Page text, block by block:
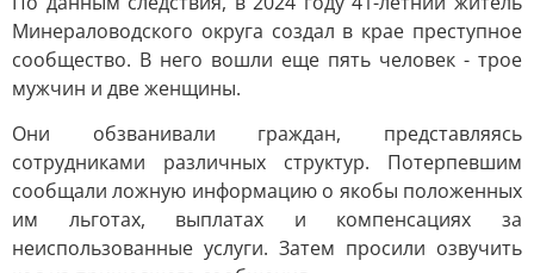
Минераловодского округа создал в крае преступное
сообщество. В него вошли еще пять человек - трое
мужчин и две женщины.
Они обзванивали граждан, представляясь
сотрудниками различных структур. Потерпевшим
сообщали ложную информацию о якобы положенных
им льготах, выплатах и компенсациях за
неиспользованные услуги. Затем просили озвучить